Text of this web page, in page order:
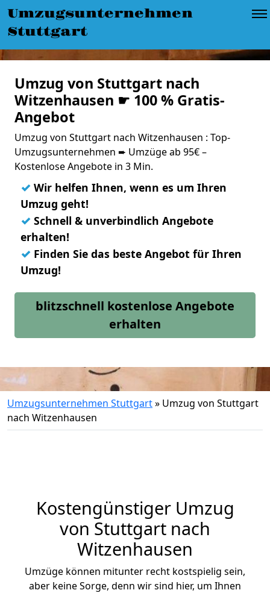
Umzugsunternehmen
Stuttgart
Umzug von Stuttgart nach
Witzenhausen ☛ 100 % Gratis-
Angebot
Umzug von Stuttgart nach Witzenhausen : Top-
Umzugsunternehmen ➨ Umzüge ab 95€ –
Kostenlose Angebote in 3 Min.
✓ Wir helfen Ihnen, wenn es um Ihren
Umzug geht!
✓ Schnell & unverbindlich Angebote
erhalten!
✓ Finden Sie das beste Angebot für Ihren
Umzug!
blitzschnell kostenlose Angebote
erhalten
Umzugsunternehmen Stuttgart» Umzug von Stuttgart
nach Witzenhausen
Kostengünstiger Umzug
von Stuttgart nach
Witzenhausen
Umzüge können mitunter recht kostspielig sein,
aber keine Sorge, denn wir sind hier, um Ihnen